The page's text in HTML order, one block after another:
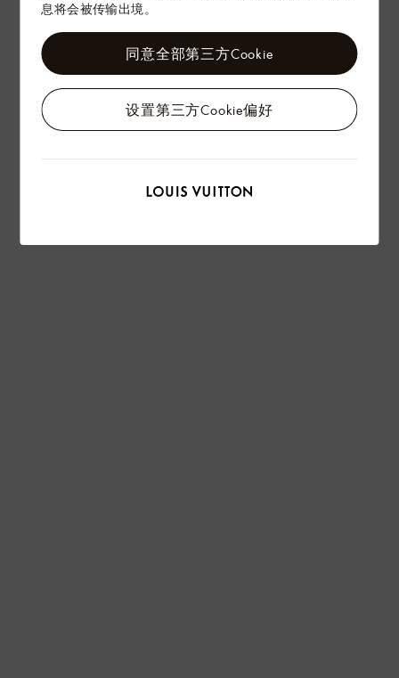
息将会被传输出境。
设置第三方Cookie偏好
同意全部第三方Cookie